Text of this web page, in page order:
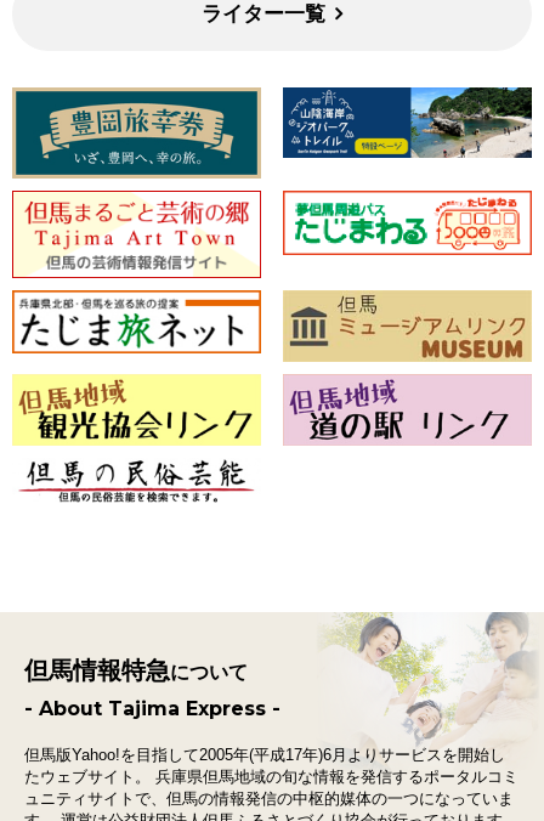
ライター一覧
但馬情報特急について
- About Tajima Express -
但馬版Yahoo!を目指して2005年(平成17年)6月よりサービスを開始し
たウェブサイト。
兵庫県但馬地域の旬な情報を発信するポータルコミ
ュニティサイトで、 但馬の情報発信の中枢的媒体の一つになっていま